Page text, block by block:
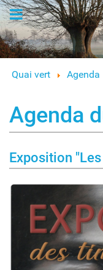
Quai vert Agenda
Agenda
Exposition